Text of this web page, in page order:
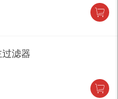
滤器